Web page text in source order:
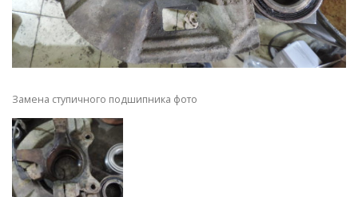
Замена ступичного подшипника фото